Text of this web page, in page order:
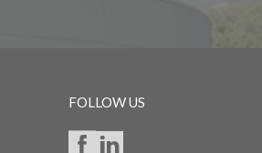
FOLLOW US